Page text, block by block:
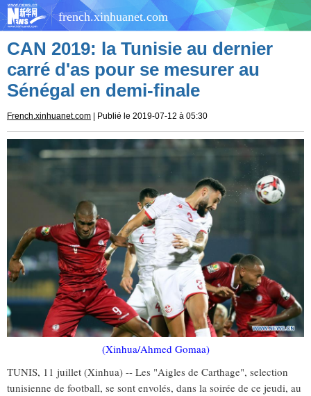
french.xinhuanet.com
CAN 2019: la Tunisie au dernier
carré d'as pour se mesurer au
Sénégal en demi-finale
French.xinhuanet.com | Publié le 2019-07-12 à 05:30
(Xinhua/Ahmed Gomaa)
TUNIS, 11 juillet (Xinhua) -- Les "Aigles de Carthage", selection
tunisienne de football, se sont envolés, dans la soirée de ce jeudi, au